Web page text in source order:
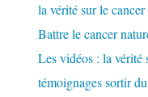
la vérité sur le cancer
Battre le cancer
Les vidéos : la vérité
témoignages sortir